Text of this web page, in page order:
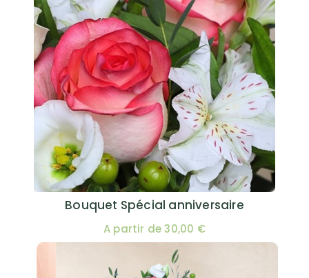
Bouquet Spécial anniversaire
A partir de 30,00 €